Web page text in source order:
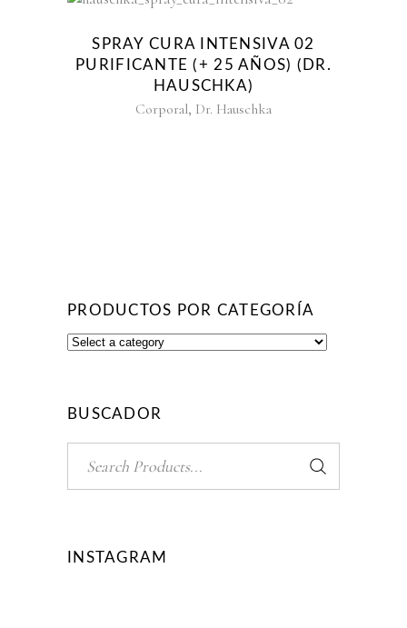
SPRAY CURA INTENSIVA 02
PURIFICANTE (+ 25 AÑOS) (DR.
HAUSCHKA)
Corporal, Dr. Hauschka
PRODUCTOS POR CATEGORÍA
BUSCADOR
INSTAGRAM